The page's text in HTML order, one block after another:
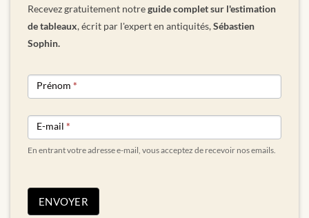
Recevez gratuitement notreguide complet sur l'estimation
de tableaux, écrit par l'expert en antiquités,Sébastien
Sophin.
NEWSLETTER
FORM
Prénom *
E-mail *
En entrant votre adresse e-mail, vous acceptez de recevoir nos emails.
ENVOYER